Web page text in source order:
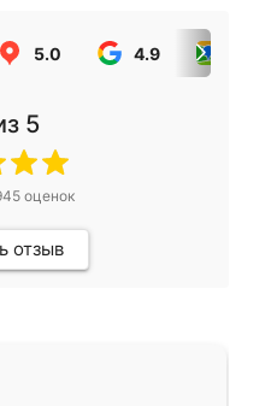
5.0 4.9
5
оценок
отзыв